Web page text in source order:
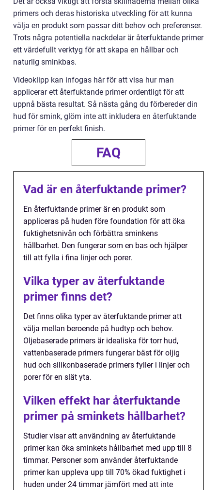
primers och deras historiska utveckling för att kunna
välja en produkt som passar ditt behov och preferenser.
Trots några potentiella nackdelar är återfuktande primer
ett värdefullt verktyg för att skapa en hållbar och
naturlig sminkbas.
Videoklipp kan infogas här för att visa hur man
applicerar ett återfuktande primer ordentligt för att
uppnå bästa resultat. Så nästa gång du förbereder din
hud för smink, glöm inte att inkludera en återfuktande
primer för en perfekt finish.
FAQ
Vad är en återfuktande primer?
En återfuktande primer är en produkt som
appliceras på huden före foundation för att öka
fuktighetsnivån och förbättra sminkens
hållbarhet. Den fungerar som en bas och hjälper
till att fylla i fina linjer och porer.
Vilka typer av återfuktande
primer finns det?
Det finns olika typer av återfuktande primer att
välja mellan beroende på hudtyp och behov.
Oljebaserade primers är idealiska för torr hud,
vattenbaserade primers fungerar bäst för oljig
hud och silikonbaserade primers fyller i linjer och
porer för en slät yta.
Vilken effekt har återfuktande
primer på sminkets hållbarhet?
Studier visar att användning av återfuktande
primer kan öka sminkets hållbarhet med upp till 8
timmar. Personer som använder återfuktande
primer kan uppleva upp till 70% ökad fuktighet i
huden under 24 timmar jämfört med att inte